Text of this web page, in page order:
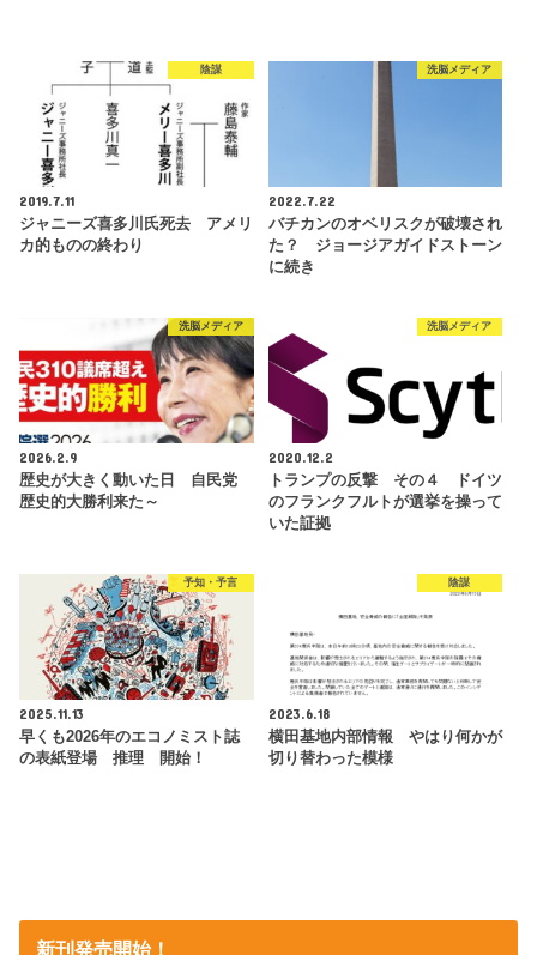
陰謀
2019.7.11
ジャニーズ喜多川氏死去 アメリ
カ的ものの終わり
洗脳メディア
2022.7.22
バチカンのオベリスクが破壊され
た？ ジョージアガイドストーン
に続き
洗脳メディア
2026.2.9
歴史が大きく動いた日 自民党
歴史的大勝利来た～
洗脳メディア
2020.12.2
トランプの反撃 その４ ドイツ
のフランクフルトが選挙を操って
いた証拠
予知・予言
2025.11.13
早くも2026年のエコノミスト誌
の表紙登場 推理 開始！
陰謀
2023.6.18
横田基地内部情報 やはり何かが
切り替わった模様
新刊発売開始！